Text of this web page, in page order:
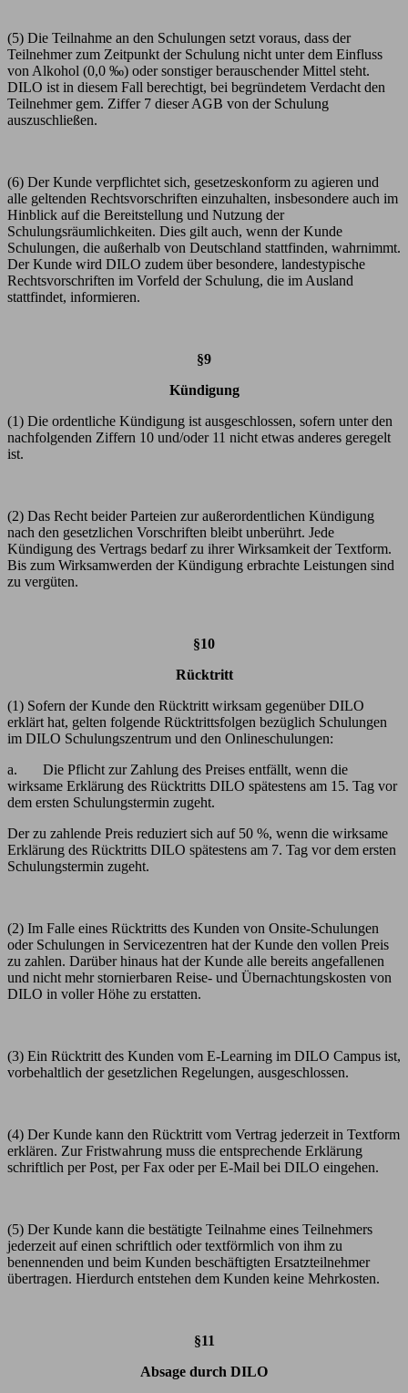
(5) Die Teilnahme an den Schulungen setzt voraus, dass der
Teilnehmer zum Zeitpunkt der Schulung nicht unter dem Einfluss
von Alkohol (0,0 ‰) oder sonstiger berauschender Mittel steht.
DILO ist in diesem Fall berechtigt, bei begründetem Verdacht den
Teilnehmer gem. Ziffer 7 dieser AGB von der Schulung
auszuschließen.
(6) Der Kunde verpflichtet sich, gesetzeskonform zu agieren und
alle geltenden Rechtsvorschriften einzuhalten, insbesondere auch im
Hinblick auf die Bereitstellung und Nutzung der
Schulungsräumlichkeiten. Dies gilt auch, wenn der Kunde
Schulungen, die außerhalb von Deutschland stattfinden, wahrnimmt.
Der Kunde wird DILO zudem über besondere, landestypische
Rechtsvorschriften im Vorfeld der Schulung, die im Ausland
stattfindet, informieren.
§9
Kündigung
(1) Die ordentliche Kündigung ist ausgeschlossen, sofern unter den
nachfolgenden Ziffern 10 und/oder 11 nicht etwas anderes geregelt
ist.
(2) Das Recht beider Parteien zur außerordentlichen Kündigung
nach den gesetzlichen Vorschriften bleibt unberührt. Jede
Kündigung des Vertrags bedarf zu ihrer Wirksamkeit der Textform.
Bis zum Wirksamwerden der Kündigung erbrachte Leistungen sind
zu vergüten.
§10
Rücktritt
(1) Sofern der Kunde den Rücktritt wirksam gegenüber DILO
erklärt hat, gelten folgende Rücktrittsfolgen bezüglich Schulungen
im DILO Schulungszentrum und den Onlineschulungen:
a. Die Pflicht zur Zahlung des Preises entfällt, wenn die
wirksame Erklärung des Rücktritts DILO spätestens am 15. Tag vor
dem ersten Schulungstermin zugeht.
Der zu zahlende Preis reduziert sich auf 50 %, wenn die wirksame
Erklärung des Rücktritts DILO spätestens am 7. Tag vor dem ersten
Schulungstermin zugeht.
(2) Im Falle eines Rücktritts des Kunden von Onsite-Schulungen
oder Schulungen in Servicezentren hat der Kunde den vollen Preis
zu zahlen. Darüber hinaus hat der Kunde alle bereits angefallenen
und nicht mehr stornierbaren Reise- und Übernachtungskosten von
DILO in voller Höhe zu erstatten.
(3) Ein Rücktritt des Kunden vom E-Learning im DILO Campus ist,
vorbehaltlich der gesetzlichen Regelungen, ausgeschlossen.
(4) Der Kunde kann den Rücktritt vom Vertrag jederzeit in Textform
erklären. Zur Fristwahrung muss die entsprechende Erklärung
schriftlich per Post, per Fax oder per E-Mail bei DILO eingehen.
(5) Der Kunde kann die bestätigte Teilnahme eines Teilnehmers
jederzeit auf einen schriftlich oder textförmlich von ihm zu
benennenden und beim Kunden beschäftigten Ersatzteilnehmer
übertragen. Hierdurch entstehen dem Kunden keine Mehrkosten.
§11
Absage durch DILO